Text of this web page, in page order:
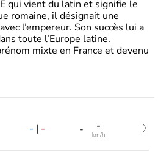
qui vient du latin et signifie le
romaine, il désignait une
l’empereur. Son succès lui a
toute l’Europe latine.
mixte en France et devenu
- | - - -
km/h